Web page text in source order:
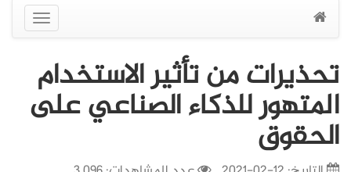
عرض
القائمة
تحذيرات من تأثير الاستخدام
المتهور للذكاء الصناعي على
الحقوق